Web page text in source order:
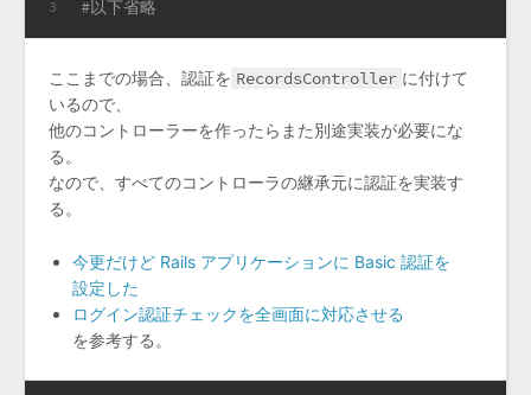
3
#以下省略
ここまでの場合、認証を RecordsController に付けて
いるので、
他のコントローラーを作ったらまた別途実装が必要にな
る。
なので、すべてのコントローラの継承元に認証を実装す
る。
今更だけど Rails アプリケーションに Basic 認証を
設定した
ログイン認証チェックを全画面に対応させる
を参考する。